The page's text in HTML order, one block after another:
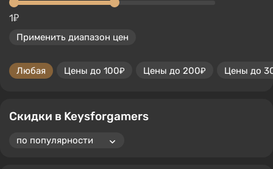
1₽
Применить диапазон цен
Любая Цены до 100₽ Цены до 200₽ Цены до
Скидки в Keysforgamers